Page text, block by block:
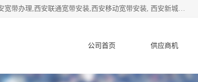
公司主要经营西安电信宽带安装,西安光纤专线安装,西安宽带安装,西安宽带办理,西安联通宽带安装,西安移动宽带安装, 西安新城赛派通讯商行从事西安地区的联通，移动，电信宽带安装，光纤专线安装，宽带办理等业务
公司首页 供应商机